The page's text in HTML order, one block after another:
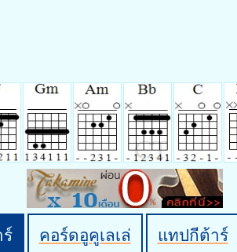
คอร์ดอูคูเลเล่ แทปกีต้าร์